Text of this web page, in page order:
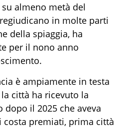
almeno metà del
in molte parti
della spiaggia, ha
per il nono anno
è ampiamente in testa
città ha ricevuto la
il 2025 che aveva
premiati, prima città